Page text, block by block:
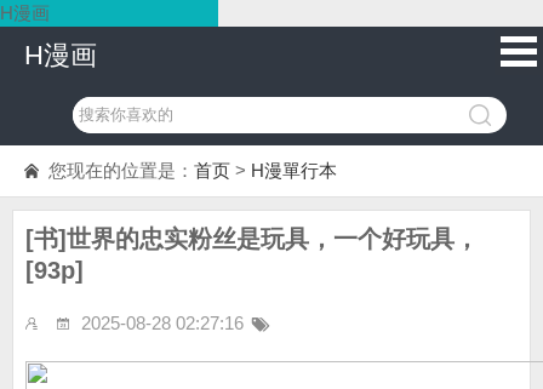
H漫画
H漫画
您现在的位置是： 首页 > H漫單行本
[书]世界的忠实粉丝是玩具，一个好玩具，
[93p]
2025-08-28 02:27:16